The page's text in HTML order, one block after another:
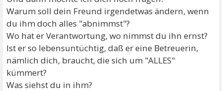
Warum soll dein Freund irgendetwas ändern, wenn
du ihm doch alles "abnimmst"?
Wo hat er Verantwortung, wo nimmst du ihn ernst?
Ist er so lebensuntüchtig, daß er eine Betreuerin,
nämlich dich, braucht, die sich um "ALLES"
kümmert?
Was siehst du in ihm?